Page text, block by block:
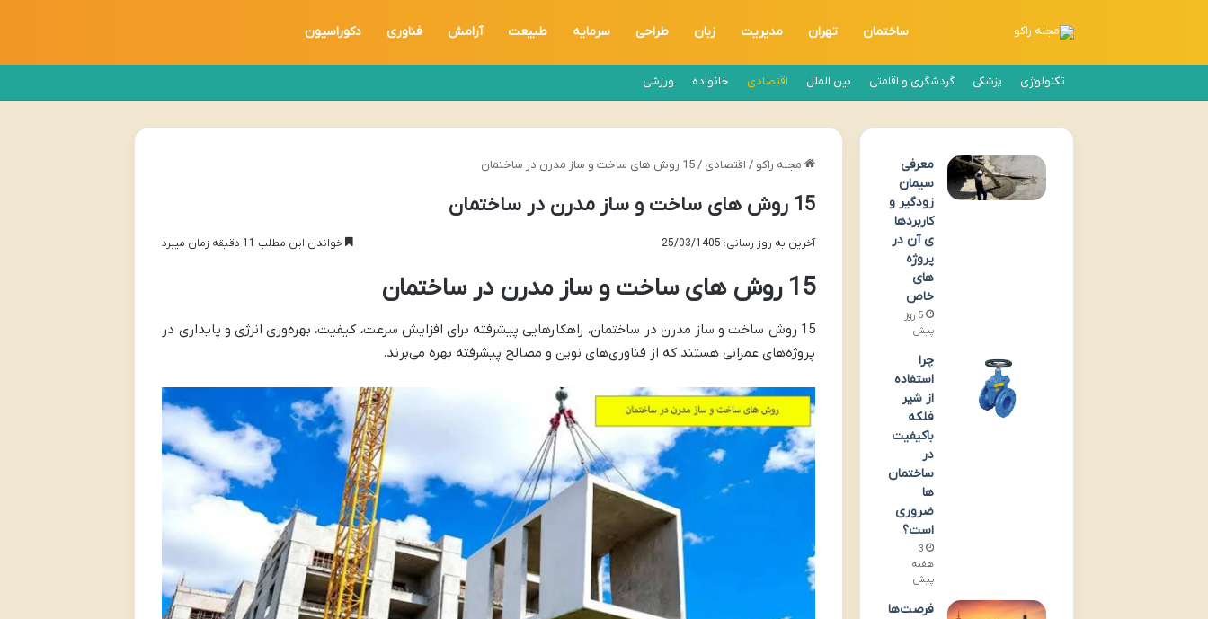
ساختمان تهران مدیریت زبان طراحی سرمایه طبیعت آرامش فناوری دکوراسیون
تکنولوژی پزشکی گردشگری و اقامتی بین الملل اقتصادی خانواده ورزشی
مجله راکو / اقتصادی /15 روش های ساخت و ساز مدرن در ساختمان
15 روش های ساخت و ساز مدرن در ساختمان
آخرین به روز رسانی: 25/03/1405 خواندن این مطلب 11 دقیقه زمان میبرد
15 روش های ساخت و ساز مدرن در ساختمان
15 روش ساخت و ساز مدرن در ساختمان، راهکارهایی پیشرفته برای افزایش سرعت، کیفیت، بهره‌وری انرژی و پایداری در
پروژه‌های عمرانی هستند که از فناوری‌های نوین و مصالح پیشرفته بهره می‌برند.
معرفی
سیمان
زودگیر و
کاربردها
ی آن در
پروژه
های
خاص
5 روز
پیش
چرا
استفاده
از شیر
فلکه
باکیفیت
در
ساختمان‌
ها
ضروری
است؟
3
هفته
پیش
فرصت‌ها